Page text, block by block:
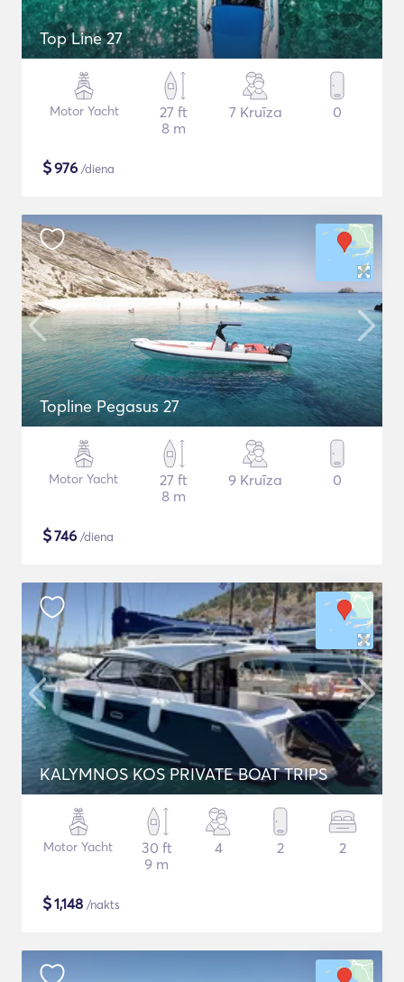
Top Line 27
Motor Yacht
27 ft
8 m
7 Kruīza 0
$976 /diena
Topline Pegasus 27
Motor Yacht
27 ft
8 m
9 Kruīza 0
$746 /diena
KALYMNOS KOS PRIVATE BOAT TRIPS
Motor Yacht
30 ft
9 m
4 2 2
$1,148 /nakts